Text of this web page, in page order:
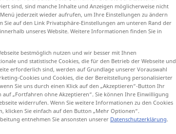
sind, sind manche Inhalte und Anzeigen möglicherweise nicht
jederzeit wieder aufrufen, um Ihre Einstellungen zu ändern
auf den Link Privatsphäre-Einstellungen am unteren Rand der
unseres Website. Weitere Informationen finden Sie in
bestmöglich nutzen und wir besser mit Ihnen
und statistische Cookies, die für den Betrieb der Webseite und
erforderlich sind, werden auf Grundlage unserer Vorauswahl
Cookies und Cookies, die der Bereitstellung personalisierter
Sie uns durch einen Klick auf den „Akzeptieren“-Button Ihr
auf „Fortfahren ohne Akzeptieren“. Sie können Ihre Einwilligung
widerrufen. Wenn Sie weitere Informationen zu den Cookies
klicken Sie einfach auf den Button „Mehr Optionen“.
entnehmen Sie ansonsten unserer Datenschutzerklärung.